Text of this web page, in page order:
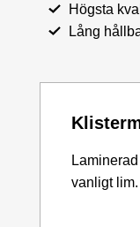
Högsta
Lång
vanligt lim.